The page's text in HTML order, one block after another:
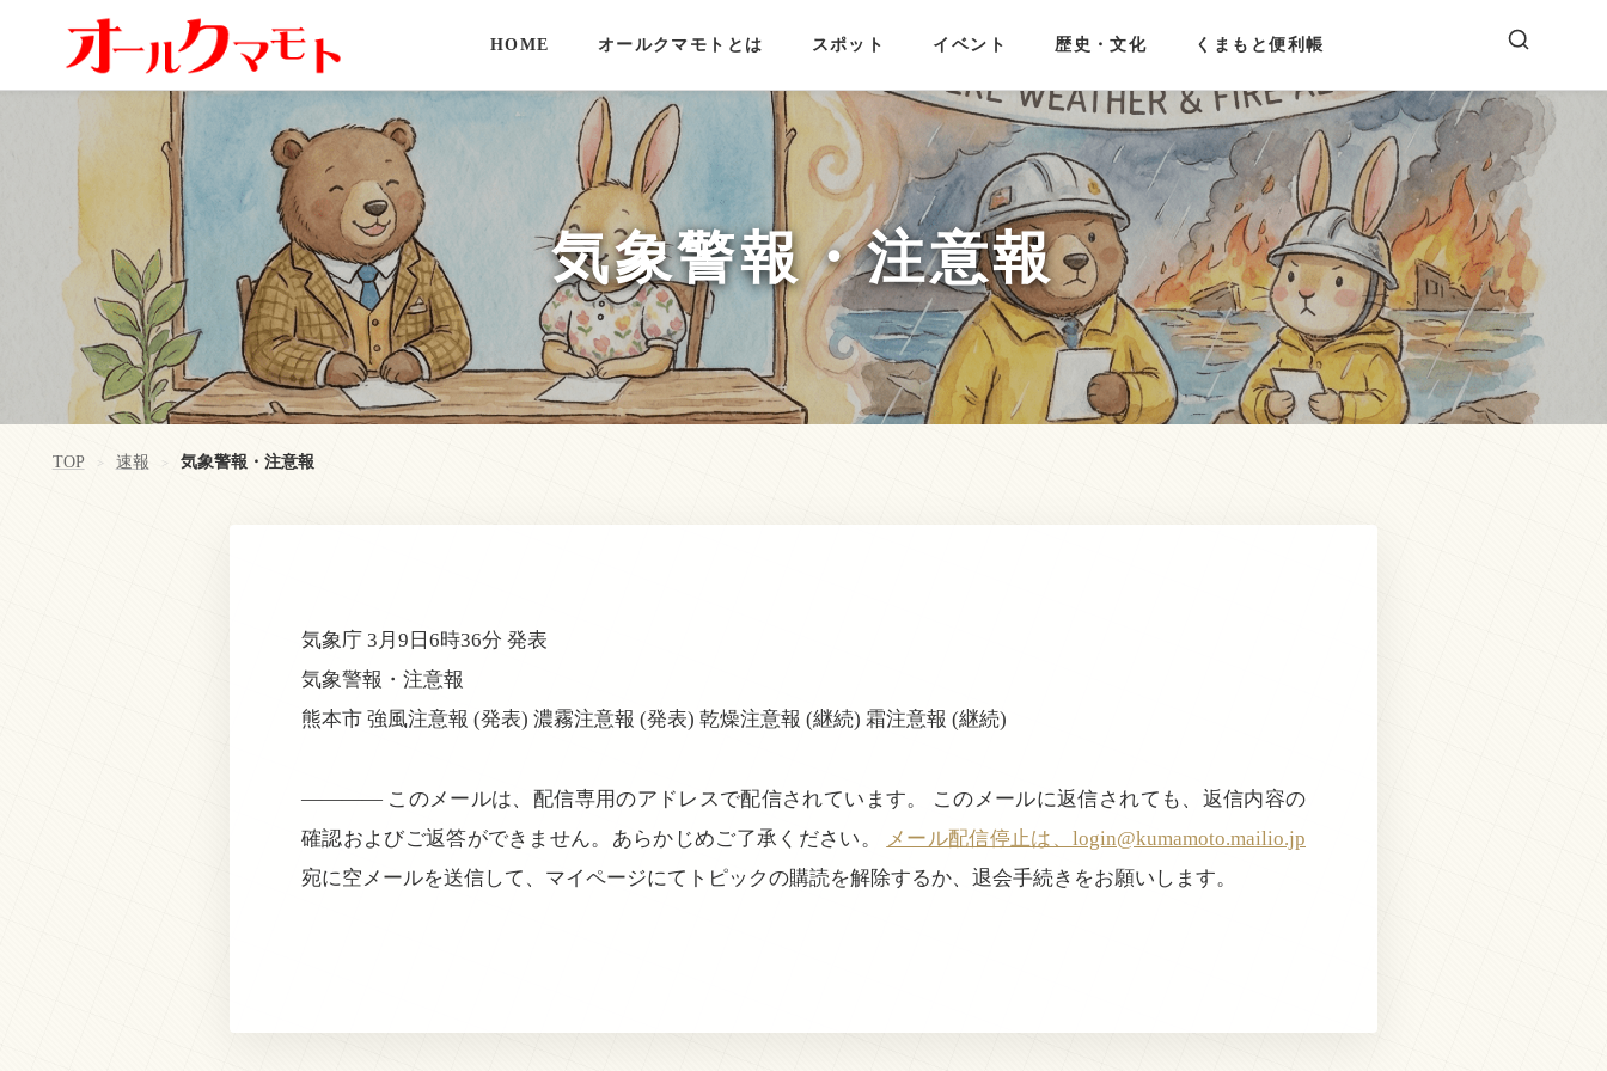
HOME オールクマモトとは スポット イベント 歴史・文化 くまもと便利帳
気象警報・注意報
TOP > 速報 > 気象警報・注意報
気象庁 3月9日6時36分 発表
気象警報・注意報
熊本市 強風注意報 (発表) 濃霧注意報 (発表) 乾燥注意報 (継続) 霜注意報 (継続)
———— このメールは、配信専用のアドレスで配信されています。 このメールに返信されても、返信内容の
確認およびご返答ができません。あらかじめご了承ください。 メール配信停止は、login@kumamoto.mailio.jp
宛に空メールを送信して、マイページにてトピックの購読を解除するか、退会手続きをお願いします。